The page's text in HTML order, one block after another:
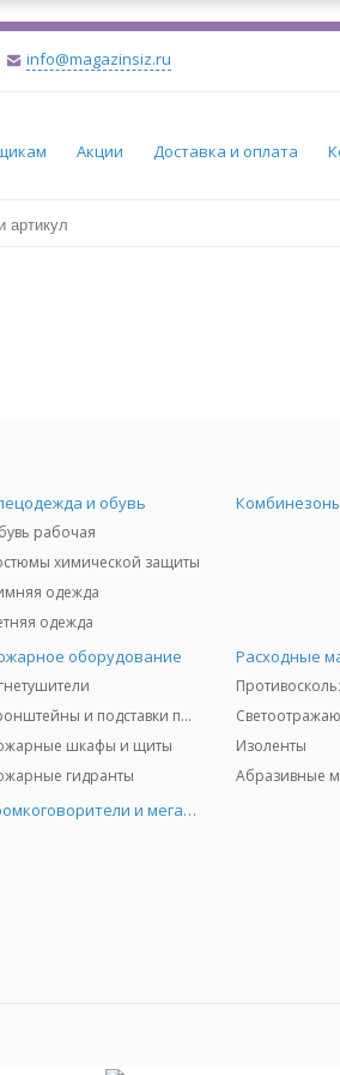
info@magazinsiz.ru
Акции Доставка и оплата
и обувь
рабочая
химической защиты
одежда
одежда
оборудование
Кронштейны и подставки под огнетушители
шкафы и щиты
гидранты
Расходные
Изоленты
Абразивные
Громкоговорители и мегафоны